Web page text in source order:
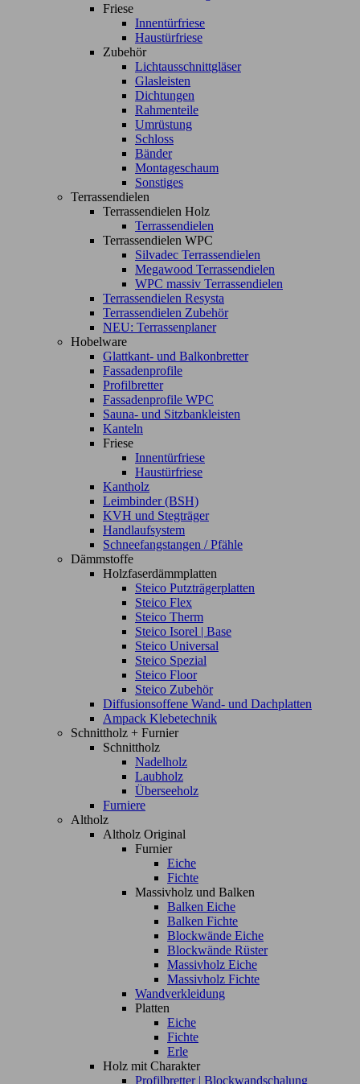
Friese
Innentürfriese
Haustürfriese
Zubehör
Lichtausschnittgläser
Glasleisten
Dichtungen
Rahmenteile
Umrüstung
Schloss
Bänder
Montageschaum
Sonstiges
Terrassendielen
Terrassendielen Holz
Terrassendielen
Terrassendielen WPC
Silvadec Terrassendielen
Megawood Terrassendielen
WPC massiv Terrassendielen
Terrassendielen Resysta
Terrassendielen Zubehör
NEU: Terrassenplaner
Hobelware
Glattkant- und Balkonbretter
Fassadenprofile
Profilbretter
Fassadenprofile WPC
Sauna- und Sitzbankleisten
Kanteln
Friese
Innentürfriese
Haustürfriese
Kantholz
Leimbinder (BSH)
KVH und Stegträger
Handlaufsystem
Schneefangstangen / Pfähle
Dämmstoffe
Holzfaserdämmplatten
Steico Putzträgerplatten
Steico Flex
Steico Therm
Steico Isorel | Base
Steico Universal
Steico Spezial
Steico Floor
Steico Zubehör
Diffusionsoffene Wand- und Dachplatten
Ampack Klebetechnik
Schnittholz + Furnier
Schnittholz
Nadelholz
Laubholz
Überseeholz
Furniere
Altholz
Altholz Original
Furnier
Eiche
Fichte
Massivholz und Balken
Balken Eiche
Balken Fichte
Blockwände Eiche
Blockwände Rüster
Massivholz Eiche
Massivholz Fichte
Wandverkleidung
Platten
Eiche
Fichte
Erle
Holz mit Charakter
Profilbretter | Blockwandschalung